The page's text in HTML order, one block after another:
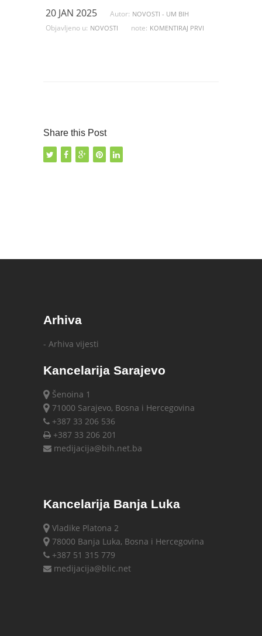
20 JAN 2025 Autor: NOVOSTI - UM BIH
Objavljeno u: NOVOSTI note: KOMENTIRAJ PRVI
Share this Post
Arhiva
- Arhiva vijesti
Kancelarija Sarajevo
Šenoina 1
71000 Sarajevo, Bosna i Hercegovina
+387 33 206 536
+387 33 206 201
medijacija@bih.net.ba
Kancelarija Banja Luka
Vladike Platona 2
78000 Banja Luka, Bosna i Hercegovina
+387 51 315 779
medijacija@blic.net